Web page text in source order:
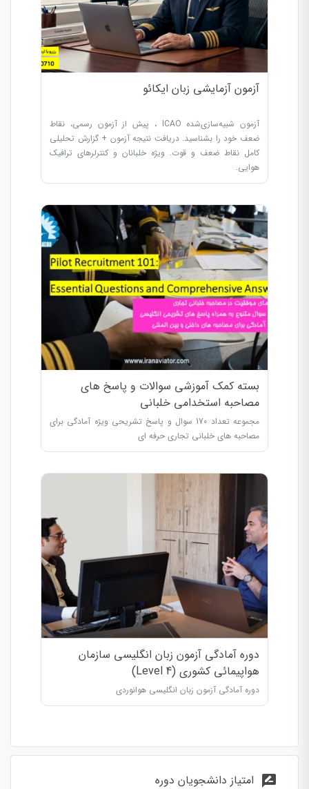
آزمون آزمایشی زبان ایکائو
آزمون شبیه‌سازی‌شده ICAO ، پیش از آزمون رسمی، نقاط
ضعف خود را بشناسید. دریافت نتیجه آزمون + گزارش تحلیلی
کامل نقاط ضعف و قوت. ویژه خلبانان و کنترلرهای ترافیک
هوایی.
بسته کمک آموزشی سوالات و پاسخ های
مصاحبه استخدامی خلبانی
مجموعه تعداد 170 سوال و پاسخ تشریحی ویژه آمادگی برای
مصاحبه های خلبانی تجاری حرفه ای
دوره آمادگی آزمون زبان انگلیسی سازمان
هواپیمائی کشوری (Level 4)
دوره آمادگی آزمون زبان انگلیسی هوانوردی
rate_review امتیاز دانشجویان دوره